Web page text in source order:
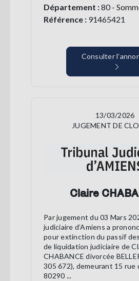
Département :80 -
Référence : 91465421
Consulter
13/03/2026
JUGEMENT DE
Claire
Par jugement du 03 Mars
judiciaire d’Amiens a
pour extinction du passif
de liquidation judiciaire de
CHABANCE divorcée
305 672), demeurant 15 rue
80290 ...